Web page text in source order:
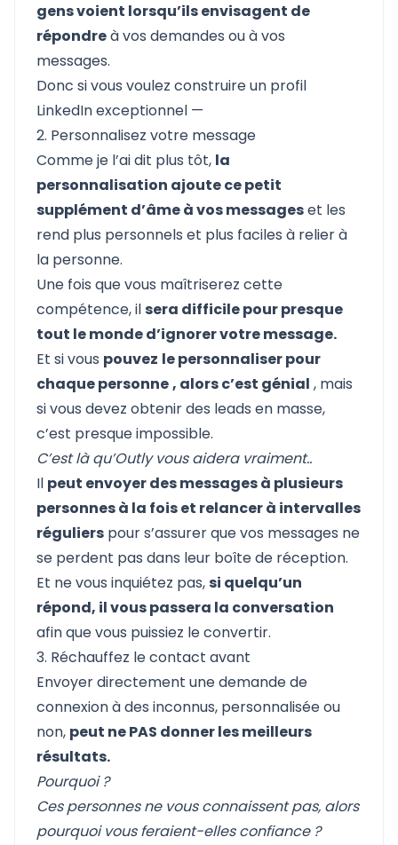
gens voient lorsqu’ils envisagent de
répondreà vos demandes ou à vos
messages.
Donc si vous voulez construire un profil
LinkedIn exceptionnel —
2. Personnalisez votre message
Comme je l’ai dit plus tôt, la
personnalisation ajoute ce petit
supplément d’âme à vos messageset les
rend plus personnels et plus faciles à relier à
la personne.
Une fois que vous maîtriserez cette
compétence, ilsera difficile pour presque
tout le monde d’ignorer votre message.
Et si vous pouvez le personnaliser pour
chaque personne, alors c’est génial , mais
si vous devez obtenir des leads en masse,
c’est presque impossible.
C’est là qu’Outly vous aidera vraiment..
Il peut envoyer des messages à plusieurs
personnes à la fois et relancer à intervalles
réguliers pour s’assurer que vos messages ne
se perdent pas dans leur boîte de réception.
Et ne vous inquiétez pas,si quelqu’un
répond, il vous passera la conversation
afin que vous puissiez le convertir.
3. Réchauffez le contact avant
Envoyer directement une demande de
connexion à des inconnus, personnalisée ou
non, peut ne PAS donner les meilleurs
résultats.
Pourquoi ?
Ces personnes ne vous connaissent pas, alors
pourquoi vous feraient-elles confiance ?